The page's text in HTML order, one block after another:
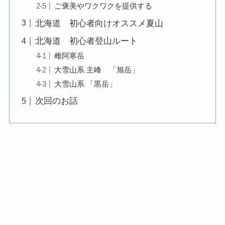
ご褒美やワクワクを提供する
北海道 初心者向けオススメ夏山
北海道 初心者登山ルート
雌阿寒岳
大雪山系 主峰 「旭岳」
大雪山系 「黒岳」
次回のお話